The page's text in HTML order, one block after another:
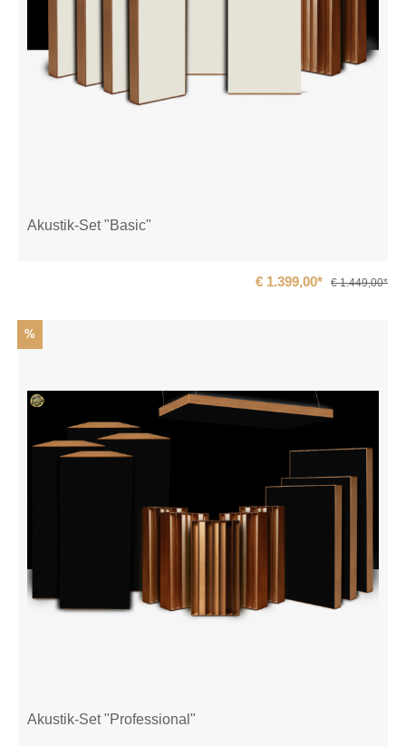
Akustik-Set "Basic"
€ 1.399,00* € 1.449,00*
%
Akustik-Set "Professional"